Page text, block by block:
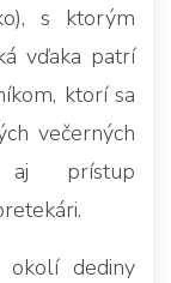
s ktorým
vďaka patrí
ktorí sa
večerných
aj prístup
dediny